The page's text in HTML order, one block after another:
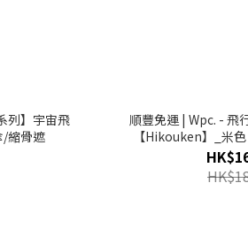
列】宇宙飛
/縮骨遮
順豐免運 | Wpc. - 飛
【Hikouken】_米